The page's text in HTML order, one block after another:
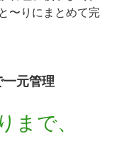
〜りにまとめて完
一元管理
まで、